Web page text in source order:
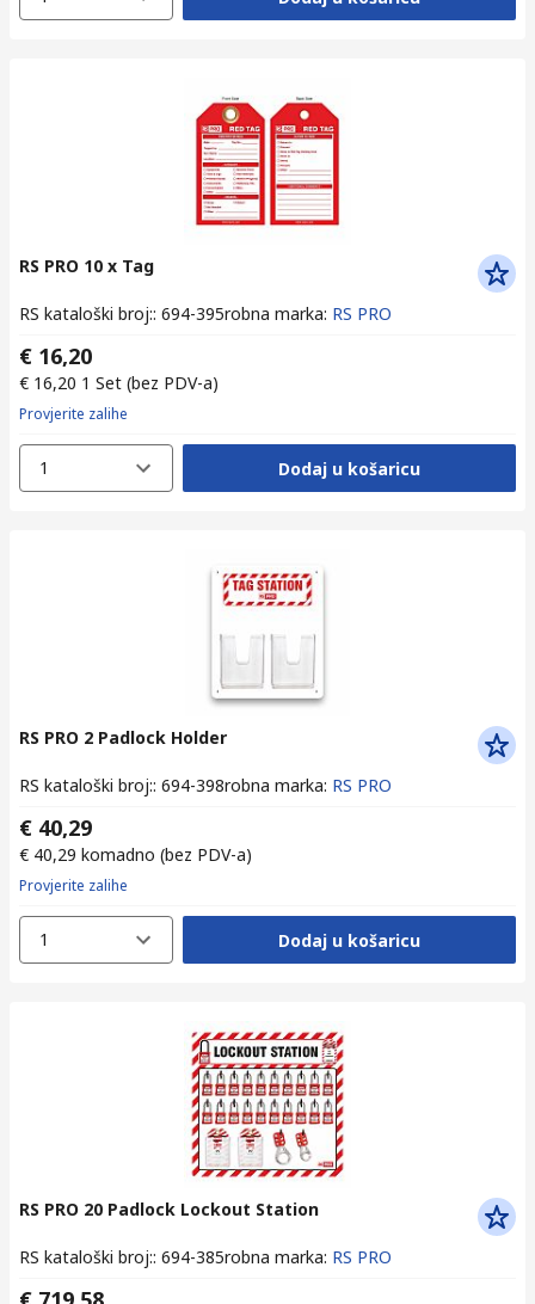
RS PRO 10 x Tag
RS kataloški broj:: 694-395robna marka: RS PRO
€ 16,20
€ 16,20 1 Set (bez PDV-a)
Provjerite zalihe
1 Dodaj u košaricu
RS PRO 2 Padlock Holder
RS kataloški broj:: 694-398robna marka: RS PRO
€ 40,29
€ 40,29 komadno (bez PDV-a)
Provjerite zalihe
1 Dodaj u košaricu
RS PRO 20 Padlock Lockout Station
RS kataloški broj:: 694-385robna marka: RS PRO